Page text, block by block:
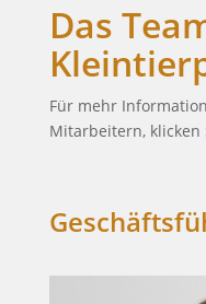
Das
Für mehr
Mitarbeitern, klicken